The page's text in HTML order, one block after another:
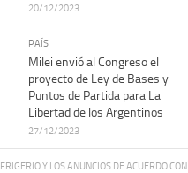
20/12/2023
PAÍS
Milei envió al Congreso el
proyecto de Ley de Bases y
Puntos de Partida para La
Libertad de los Argentinos
27/12/2023
FRIGERIO Y LOS ANUNCIOS DE ACUERDO CON